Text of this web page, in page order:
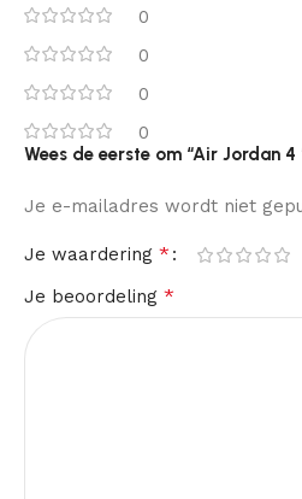
0
0
0
0
Wees de eerste om “Air Jordan
Je e-mailadres wordt niet
Je waardering *
Je beoordeling *